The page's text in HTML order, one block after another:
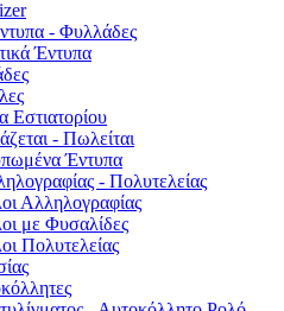
- Φυλλάδες
Έντυπα
Εστιατορίου
- Πωλείται
Έντυπα
- Πολυτελείας
Αλληλογραφίας
με Φυσαλίδες
Πολυτελείας